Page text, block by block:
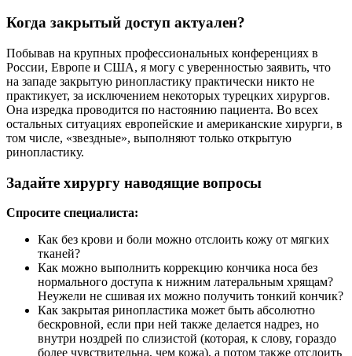
Когда закрытый доступ актуален?
Побывав на крупных профессиональных конференциях в
России, Европе и США, я могу с уверенностью заявить, что
на западе закрытую ринопластику практически никто не
практикует, за исключением некоторых турецких хирургов.
Она изредка проводится по настоянию пациента. Во всех
остальных ситуациях европейские и американские хирурги, в
том числе, «звездные», выполняют только открытую
ринопластику.
Задайте хирургу наводящие вопросы
Спросите специалиста:
Как без крови и боли можно отслоить кожу от мягких
тканей?
Как можно выполнить коррекцию кончика носа без
нормального доступа к нижним латеральным хрящам?
Неужели не сшивая их можно получить тонкий кончик?
Как закрытая ринопластика может быть абсолютно
бескровной, если при ней также делается надрез, но
внутри ноздрей по слизистой (которая, к слову, гораздо
более чувствительна, чем кожа), а потом также отслоить